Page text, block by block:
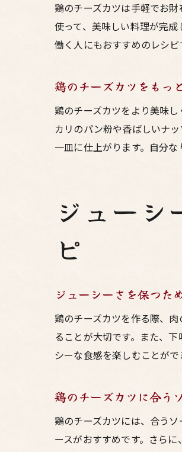
鶏のチーズカツは手軽でお
使って、美味しい料理が完
働く人にもおすすめのレシピ
鶏のチーズカツをもっ
鶏のチーズカツをより美味
カリのパン粉や香ばしいナ
一皿に仕上がります。自分
ジュー
ピ
ジューシーさを保つた
鶏のチーズカツを作る際、
ることが大切です。また、
シーな食感を楽しむことがで
鶏のチーズカツに合う
鶏のチーズカツには、合う
ースがおすすめです。さら